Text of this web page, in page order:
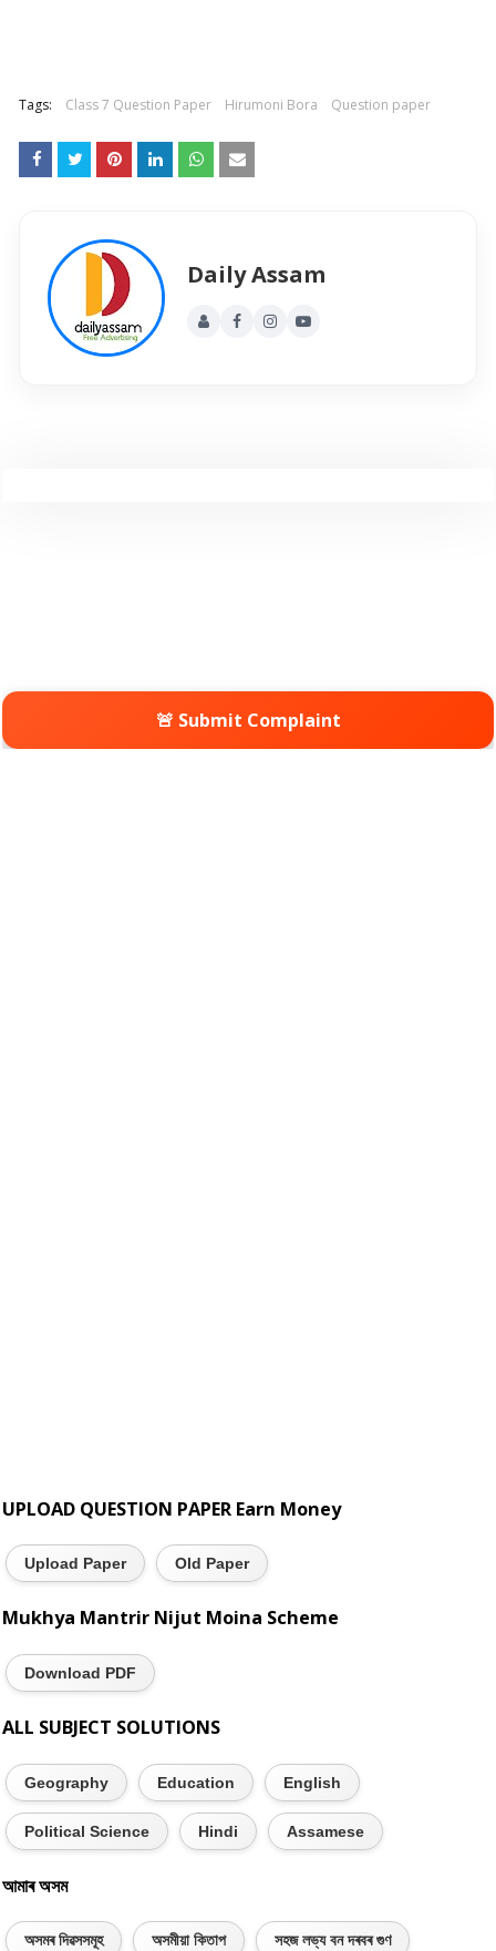
Tags: Class 7 Question Paper Hirumoni Bora Question paper
Daily Assam
🚨 Submit Complaint
UPLOAD QUESTION PAPER Earn Money
Upload Paper Old Paper
Mukhya Mantrir Nijut Moina Scheme
Download PDF
ALL SUBJECT SOLUTIONS
Geography Education English
Political Science Hindi Assamese
আমাৰ অসম
অসমৰ দিৱসসমূহ অসমীয়া কিতাপ সহজ লভ্য বন দৰবৰ গুণ